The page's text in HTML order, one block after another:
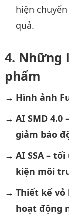
hiện
quả.
Những
phẩm
Hình ảnh
AI SMD 4.0
giảm báo
AI SSA –
kiện môi
Thiết kế vỏ
hoạt động